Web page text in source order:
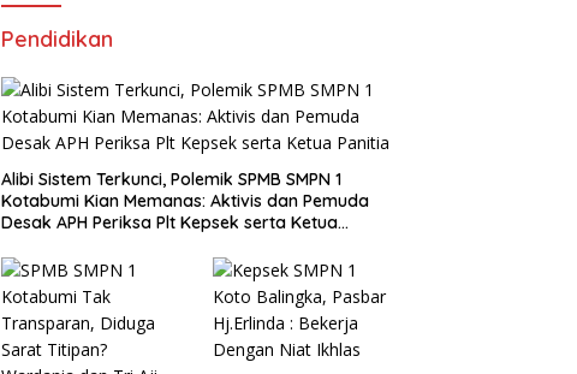
Pendidikan
Alibi Sistem Terkunci, Polemik SPMB SMPN 1
Kotabumi Kian Memanas: Aktivis dan Pemuda
Desak APH Periksa Plt Kepsek serta Ketua